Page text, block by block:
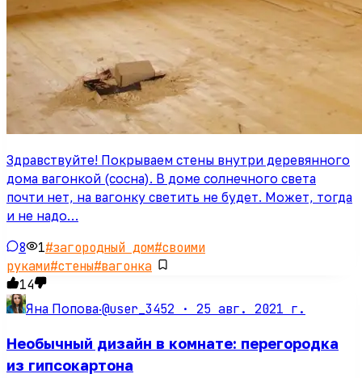
Здравствуйте! Покрываем стены внутри деревянного
дома вагонкой (сосна). В доме солнечного света
почти нет, на вагонку светить не будет. Может, тогда
и не надо…
8 1#загородный дом#своими
руками#стены#вагонка
14
Яна Попова·@user_3452 · 25 авг. 2021 г.
Необычный дизайн в комнате: перегородка
из гипсокартона